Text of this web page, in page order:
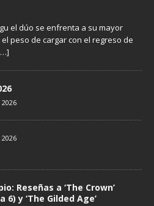
el dúo se enfrenta a su mayor
peso de cargar con el regreso de
Reseñas a ‘The Crown’
6) y ‘The Gilded Age’